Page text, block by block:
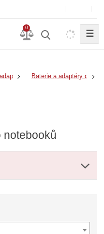
0
☰
Baterie a adaptéry do
notebooků